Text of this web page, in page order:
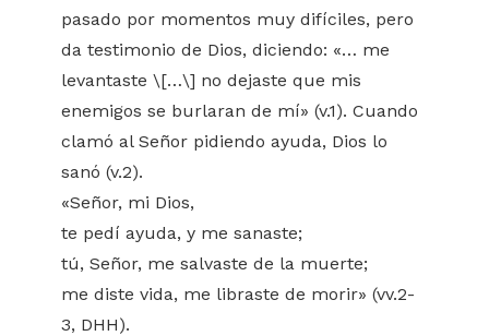
pasado por momentos muy difíciles, pero
da testimonio de Dios, diciendo: «… me
levantaste \[…\] no dejaste que mis
enemigos se burlaran de mí» (v.1). Cuando
clamó al Señor pidiendo ayuda, Dios lo
sanó (v.2).
«Señor, mi Dios,
te pedí ayuda, y me sanaste;
tú, Señor, me salvaste de la muerte;
me diste vida, me libraste de morir» (vv.2-
3, DHH).